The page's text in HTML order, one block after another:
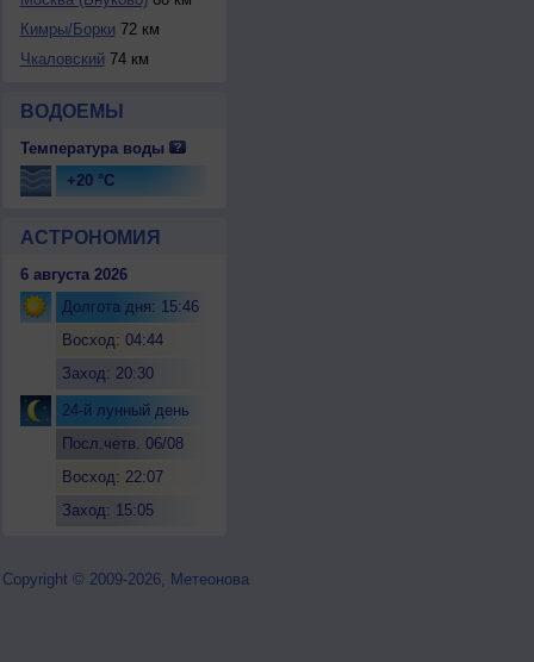
Кимры/Борки 72 км
Чкаловский 74 км
ВОДОЕМЫ
Температура воды
+20 °C
АСТРОНОМИЯ
6 августа 2026
Долгота дня: 15:46
Восход: 04:44
Заход: 20:30
24-й лунный день
Посл.четв. 06/08
Восход: 22:07
Заход: 15:05
Copyright © 2009-2026, Метеонова